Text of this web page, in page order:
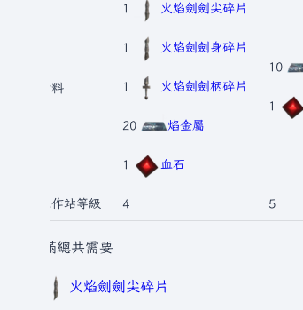
材料
1 火焰劍劍尖碎片
1 火焰劍劍身碎片
1 火焰劍劍柄碎片
20 焰金屬
1 血石
10
1
工作站等級 4 5
升滿總共需要
火焰劍劍尖碎片